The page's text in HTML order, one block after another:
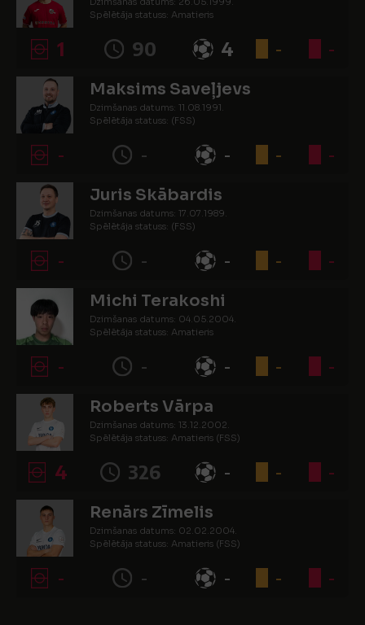
Spēlētāja statuss: Amatieris
1 90 4 - -
Maksims Saveļjevs
Dzimšanas datums: 11.08.1991.
Spēlētāja statuss: (FSS)
- - - - -
Juris Skābardis
Dzimšanas datums: 17.07.1989.
Spēlētāja statuss: (FSS)
- - - - -
Michi Terakoshi
Dzimšanas datums: 04.05.2004.
Spēlētāja statuss: Amatieris
- - - - -
Roberts Vārpa
Dzimšanas datums: 13.12.2002.
Spēlētāja statuss: Amatieris (FSS)
4 326 - - -
Renārs Zīmelis
Dzimšanas datums: 02.02.2004.
Spēlētāja statuss: Amatieris (FSS)
- - - - -